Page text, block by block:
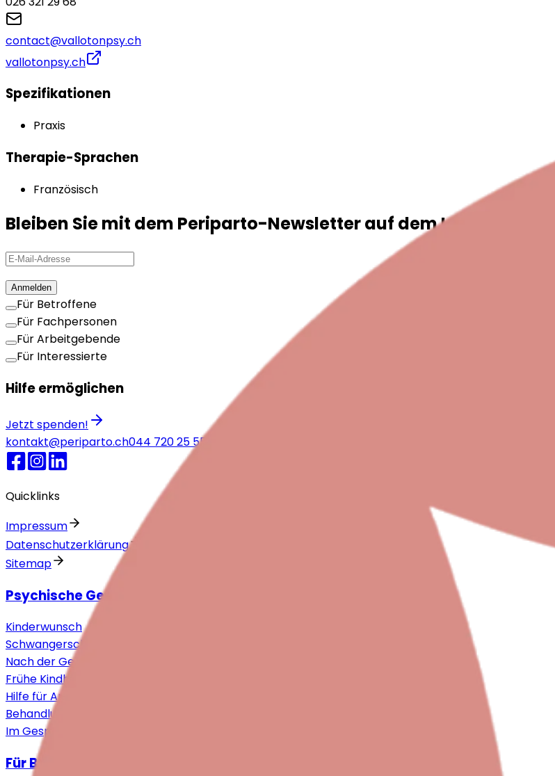
contact@vallotonpsy.ch
vallotonpsy.ch
Spezifikationen
Praxis
Therapie-Sprachen
Französisch
Bleiben Sie mit dem Periparto-Newsletter auf dem Laufenden!
Anmelden
Für Betroffene
Für Fachpersonen
Für Arbeitgebende
Für Interessierte
Hilfe ermöglichen
Jetzt spenden!
kontakt@periparto.ch044 720 25 55
Quicklinks
Impressum
Datenschutzerklärung
Sitemap
Psychische Gesundheit rund um die Geburt
Kinderwunsch
Schwangerschaft
Nach der Geburt
Frühe Kindheit
Hilfe für Angehörige
Behandlungskompass
Im Gespräch
Für Betroffene